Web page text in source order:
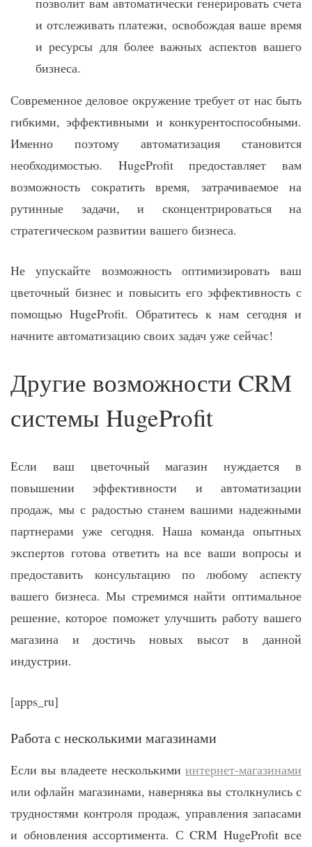
и отслеживать платежи, освобождая ваше время
и ресурсы для более важных аспектов вашего
бизнеса.
Современное деловое окружение требует от нас быть
гибкими, эффективными и конкурентоспособными.
Именно поэтому автоматизация становится
необходимостью. HugeProfit предоставляет вам
возможность сократить время, затрачиваемое на
рутинные задачи, и сконцентрироваться на
стратегическом развитии вашего бизнеса.
Не упускайте возможность оптимизировать ваш
цветочный бизнес и повысить его эффективность с
помощью HugeProfit. Обратитесь к нам сегодня и
начните автоматизацию своих задач уже сейчас!
Другие возможности CRM
системы HugeProfit
Если ваш цветочный магазин нуждается в
повышении эффективности и автоматизации
продаж, мы с радостью станем вашими надежными
партнерами уже сегодня. Наша команда опытных
экспертов готова ответить на все ваши вопросы и
предоставить консультацию по любому аспекту
вашего бизнеса. Мы стремимся найти оптимальное
решение, которое поможет улучшить работу вашего
магазина и достичь новых высот в данной
индустрии.
[apps_ru]
Работа с несколькими магазинами
Если вы владеете несколькими интернет-магазинами
или офлайн магазинами, наверняка вы столкнулись с
трудностями контроля продаж, управления запасами
и обновления ассортимента. С CRM HugeProfit все